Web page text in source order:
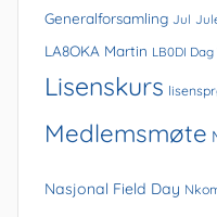
Generalforsamling Jul
LA8OKA Martin LB0DI
Lisenskurs
Medlemsmøte
Nasjonal Field Day